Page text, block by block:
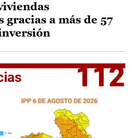
a más de 57
112